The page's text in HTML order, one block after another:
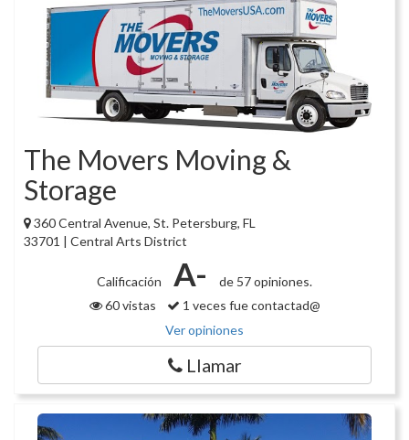
The Movers Moving &
Storage
360 Central Avenue, St. Petersburg, FL
33701 | Central Arts District
Calificación A-
de 57 opiniones.
60 vistas
1 veces fue contactad@
Ver opiniones
Llamar